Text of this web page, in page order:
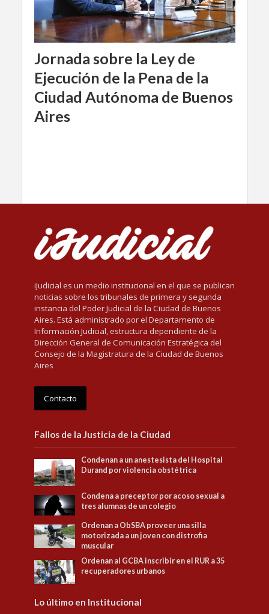
Jornada sobre la Ley de
Ejecución de la Pena de la
Ciudad Autónoma de Buenos
Aires
iJudicial es un medio institucional en el que se publican
noticias sobre los tribunales de primera y segunda
instancia del Poder Judicial de la Ciudad de Buenos
Aires. Está administrado por el Departamento de
Información Judicial, estructura dependiente de la
Dirección General de Comunicación Estratégica del
Consejo de la Magistratura de la Ciudad de Buenos
Aires
Contacto
Fallos de la Justicia de la Ciudad
Condenan a un anestesista del Hospital
Durand por violencia obstétrica
Condena a preceptor por acoso sexual a
tres alumnas de un colegio
Ordenan a ObSBA proveer una silla
motorizada a un joven con distrofia
muscular
Ordenan al GCBA inscribir en el RUR a 35
recuperadores urbanos
Lo último en Institucional